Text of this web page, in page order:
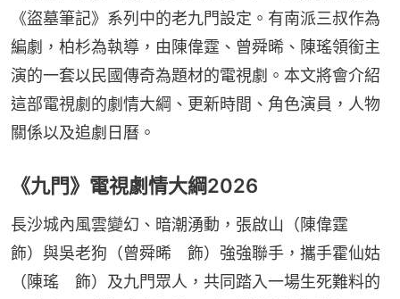
《盜墓筆記》系列中的老九門設定。有南派三叔作為
編劇，柏杉為執導，由陳偉霆、曾舜晞、陳瑤領銜主
演的一套以民國傳奇為題材的電視劇。本文將會介紹
這部電視劇的劇情大綱、更新時間、角色演員，人物
關係以及追劇日曆。
《九門》電視劇情大綱2026
長沙城內風雲變幻、暗潮湧動，張啟山（陳偉霆
飾）與吳老狗（曾舜晞　飾）強強聯手，攜手霍仙姑
（陳瑤　飾）及九門眾人，共同踏入一場生死難料的